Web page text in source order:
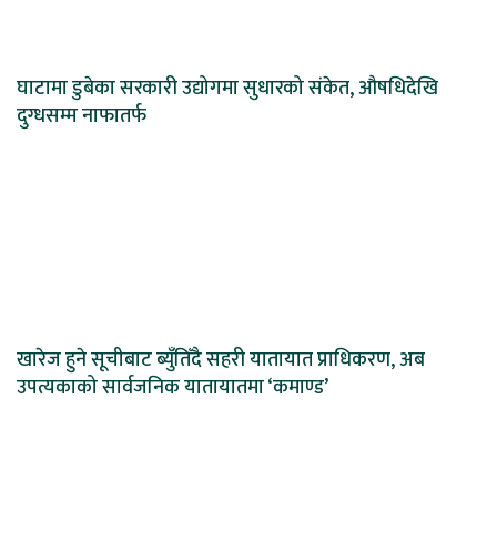
घाटामा डुबेका सरकारी उद्योगमा सुधारको संकेत, औषधिदेखि
दुग्धसम्म नाफातर्फ
खारेज हुने सूचीबाट ब्युँतिँदै सहरी यातायात प्राधिकरण, अब
उपत्यकाको सार्वजनिक यातायातमा ‘कमाण्ड’